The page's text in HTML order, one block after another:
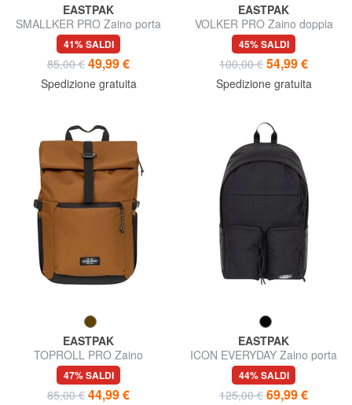
EASTPAK
SMALLKER PRO Zaino porta
PC 15.6"
41% SALDI
85,00 € 49,99 €
Spedizione gratuita
EASTPAK
VOLKER PRO Zaino doppia
tasca
45% SALDI
100,00 € 54,99 €
Spedizione gratuita
EASTPAK
TOPROLL PRO Zaino
multitasche
47% SALDI
85,00 € 44,99 €
EASTPAK
ICON EVERYDAY Zaino porta
tablet e borraccia
44% SALDI
125,00 € 69,99 €